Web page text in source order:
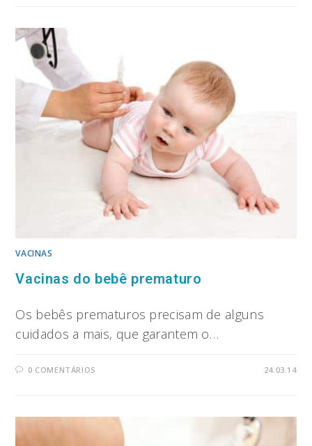
VACINAS
Vacinas do bebê prematuro
Os bebês prematuros precisam de alguns
cuidados a mais, que garantem o…
0 COMENTÁRIOS 24.03.14